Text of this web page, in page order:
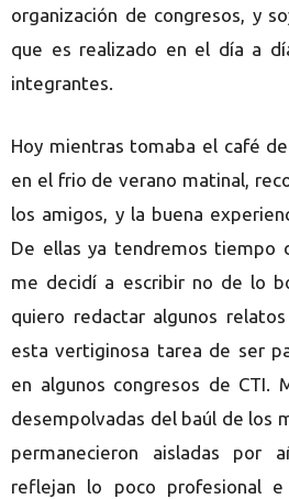
organización de congresos, y
que es realizado en el día a
integrantes.
Hoy mientras tomaba el café
en el frio de verano matinal,
los amigos, y la buena
De ellas ya tendremos tiempo
me decidí a escribir no de lo
quiero redactar algunos
esta vertiginosa tarea de ser
en algunos congresos de CTI.
desempolvadas del baúl de los
permanecieron aisladas por
reflejan lo poco profesional